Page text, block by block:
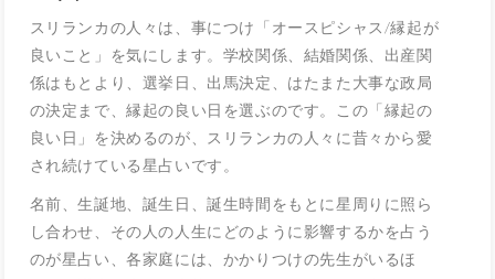
スリランカの人々は、事につけ「オースピシャス/縁起が
良いこと」を気にします。学校関係、結婚関係、出産関
係はもとより、選挙日、出馬決定、はたまた大事な政局
の決定まで、縁起の良い日を選ぶのです。この「縁起の
良い日」を決めるのが、スリランカの人々に昔々から愛
され続けている星占いです。
名前、生誕地、誕生日、誕生時間をもとに星周りに照ら
し合わせ、その人の人生にどのように影響するかを占う
のが星占い、各家庭には、かかりつけの先生がいるほ